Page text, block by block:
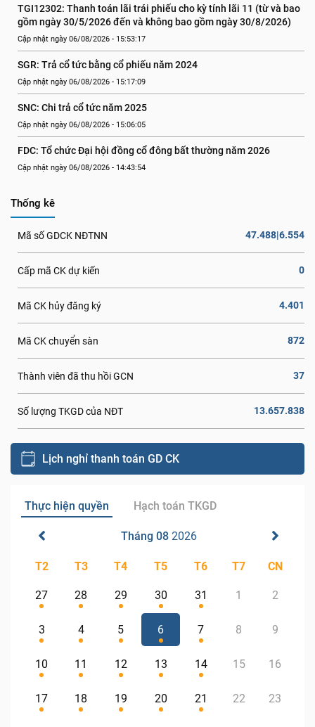
TGI12302: Thanh toán lãi trái phiếu cho kỳ tính lãi 11 (từ và bao
gồm ngày 30/5/2026 đến và không bao gồm ngày 30/8/2026)
Cập nhật ngày 06/08/2026 - 15:53:17
SGR: Trả cổ tức bằng cổ phiếu năm 2024
Cập nhật ngày 06/08/2026 - 15:17:09
SNC: Chi trả cổ tức năm 2025
Cập nhật ngày 06/08/2026 - 15:06:05
FDC: Tổ chức Đại hội đồng cổ đông bất thường năm 2026
Cập nhật ngày 06/08/2026 - 14:43:54
Thống kê
Mã số GDCK NĐTNN 47.488|6.554
Cấp mã CK dự kiến 0
Mã CK hủy đăng ký 4.401
Mã CK chuyển sàn 872
Thành viên đã thu hồi GCN 37
Số lượng TKGD của NĐT 13.657.838
Lịch nghỉ thanh toán GD CK
Thực hiện quyền Hạch toán TKGD
Tháng 08 2026
T2 T3 T4 T5 T6 T7 CN
27 28 29 30 31 1 2
3 4 5 6 7 8 9
10 11 12 13 14 15 16
17 18 19 20 21 22 23